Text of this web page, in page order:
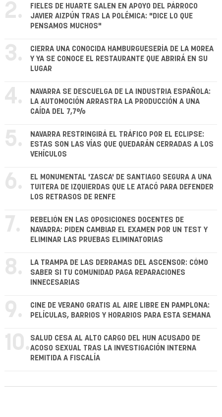
2.
FIELES DE HUARTE SALEN EN APOYO DEL PÁRROCO
JAVIER AIZPÚN TRAS LA POLÉMICA: "DICE LO QUE
PENSAMOS MUCHOS"
3.
CIERRA UNA CONOCIDA HAMBURGUESERÍA DE LA MOREA
Y YA SE CONOCE EL RESTAURANTE QUE ABRIRÁ EN SU
LUGAR
4.
NAVARRA SE DESCUELGA DE LA INDUSTRIA ESPAÑOLA:
LA AUTOMOCIÓN ARRASTRA LA PRODUCCIÓN A UNA
CAÍDA DEL 7,7%
5.
NAVARRA RESTRINGIRÁ EL TRÁFICO POR EL ECLIPSE:
ESTAS SON LAS VÍAS QUE QUEDARÁN CERRADAS A LOS
VEHÍCULOS
6.
EL MONUMENTAL 'ZASCA' DE SANTIAGO SEGURA A UNA
TUITERA DE IZQUIERDAS QUE LE ATACÓ PARA DEFENDER
LOS RETRASOS DE RENFE
7.
REBELIÓN EN LAS OPOSICIONES DOCENTES DE
NAVARRA: PIDEN CAMBIAR EL EXAMEN POR UN TEST Y
ELIMINAR LAS PRUEBAS ELIMINATORIAS
8.
LA TRAMPA DE LAS DERRAMAS DEL ASCENSOR: CÓMO
SABER SI TU COMUNIDAD PAGA REPARACIONES
INNECESARIAS
9.
CINE DE VERANO GRATIS AL AIRE LIBRE EN PAMPLONA:
PELÍCULAS, BARRIOS Y HORARIOS PARA ESTA SEMANA
10. SALUD CESA AL ALTO CARGO DEL HUN ACUSADO DE
ACOSO SEXUAL TRAS LA INVESTIGACIÓN INTERNA
REMITIDA A FISCALÍA